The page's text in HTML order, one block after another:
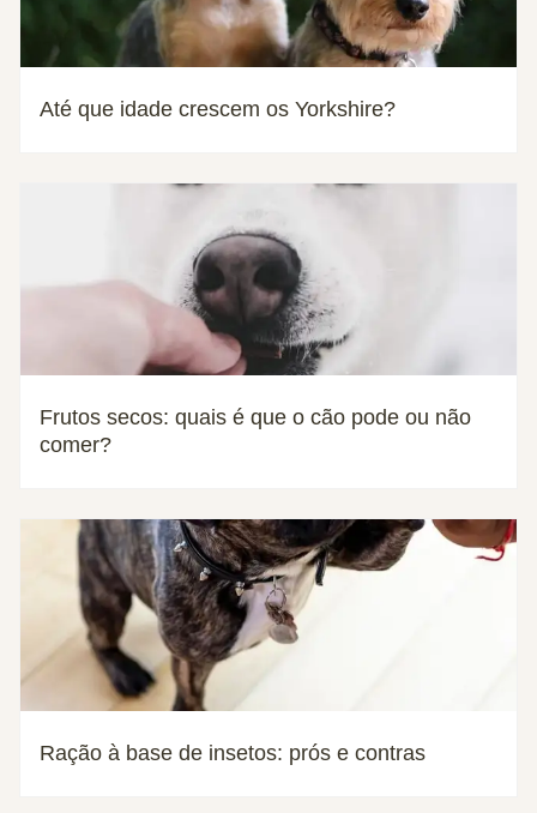
Até que idade crescem os Yorkshire?
Frutos secos: quais é que o cão pode ou não
comer?
Ração à base de insetos: prós e contras